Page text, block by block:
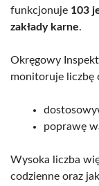
funkcjonuje 103
zakłady karne.
Okręgowy
monitoruje liczbę
poprawę
Wysoka liczba
codzienne oraz